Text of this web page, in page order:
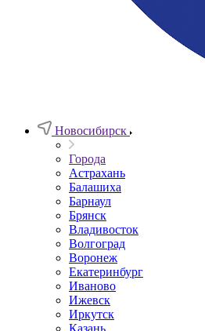
Новосибирск
Города
Астрахань
Балашиха
Барнаул
Брянск
Владивосток
Волгоград
Воронеж
Екатеринбург
Иваново
Ижевск
Иркутск
Казань